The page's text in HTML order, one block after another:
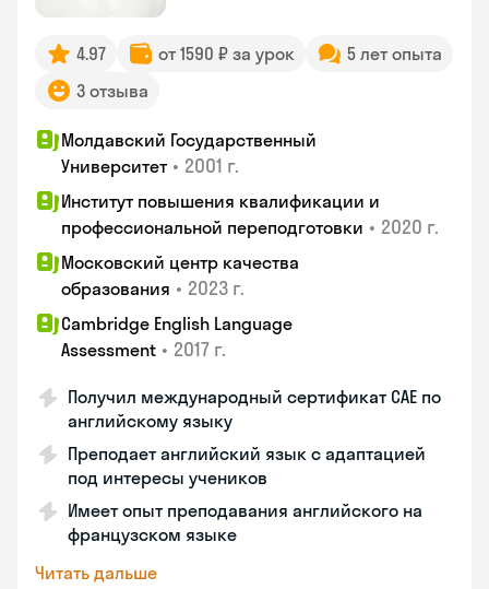
4.97 от 1590 ₽ за урок
5 лет опыта
3 отзыва
Молдавский Государственный
Университет • 2001 г.
Институт повышения квалификации и
профессиональной переподготовки • 2020 г.
Московский центр качества
образования • 2023 г.
Cambridge English Language
Assessment • 2017 г.
Получил международный сертификат CAE по
английскому языку
Преподает английский язык с адаптацией
под интересы учеников
Имеет опыт преподавания английского на
французском языке
Читать дальше